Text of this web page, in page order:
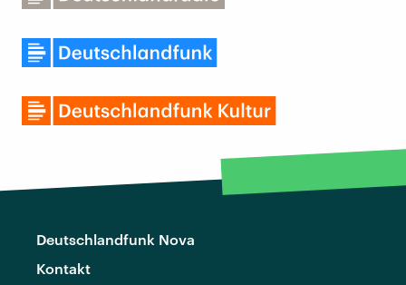
Deutschlandfunk Nova
Kontakt